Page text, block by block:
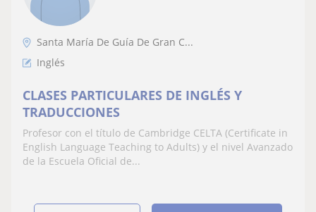
Santa María De Guía De Gran C...
Inglés
CLASES PARTICULARES DE INGLÉS Y
TRADUCCIONES
Profesor con el título de Cambridge CELTA (Certificate in
English Language Teaching to Adults) y el nivel Avanzado
de la Escuela Oficial de...